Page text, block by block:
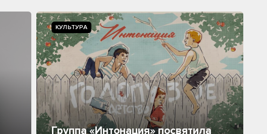
КУЛЬТУРА
Группа «Интонация» посвятила